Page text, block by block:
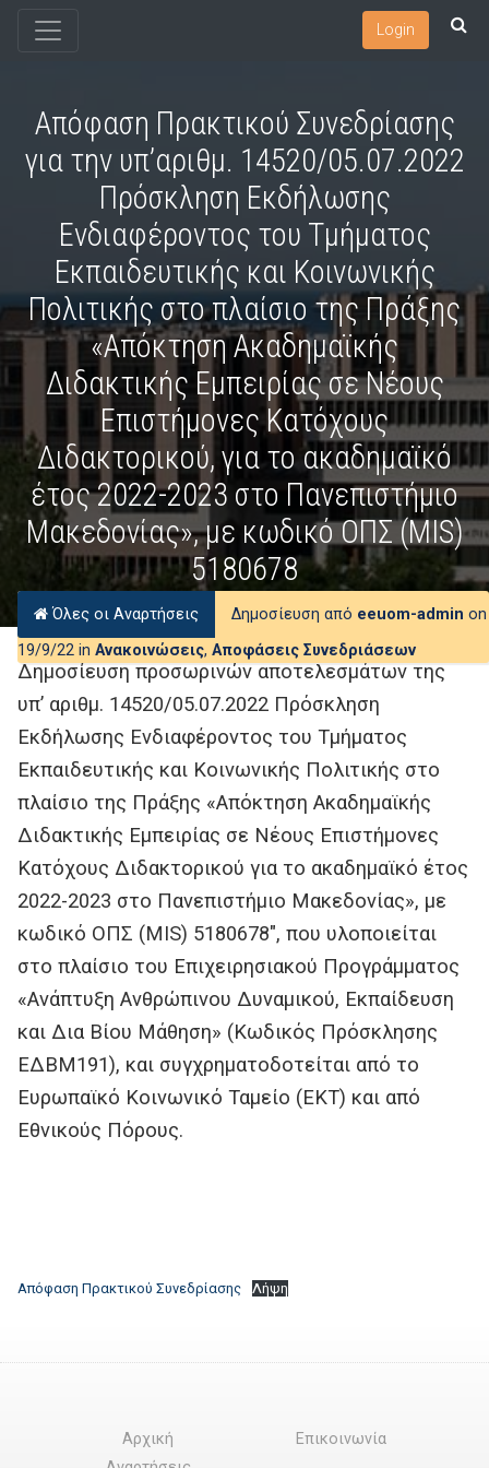
Login
Απόφαση Πρακτικού Συνεδρίασης
για την υπ’αριθμ. 14520/05.07.2022
Πρόσκληση Εκδήλωσης
Ενδιαφέροντος του Τμήματος
Εκπαιδευτικής και Κοινωνικής
Πολιτικής στο πλαίσιο της Πράξης
«Απόκτηση Ακαδημαϊκής
Διδακτικής Εμπειρίας σε Νέους
Επιστήμονες Κατόχους
Διδακτορικού, για το ακαδημαϊκό
έτος 2022-2023 στο Πανεπιστήμιο
Μακεδονίας», με κωδικό ΟΠΣ (MIS)
5180678
Όλες οι Αναρτήσεις Δημοσίευση από eeuom-admin on
19/9/22 in Ανακοινώσεις, Αποφάσεις Συνεδριάσεων
Δημοσίευση προσωρινών αποτελεσμάτων της
υπ’ αριθμ. 14520/05.07.2022 Πρόσκληση
Εκδήλωσης Ενδιαφέροντος του Τμήματος
Εκπαιδευτικής και Κοινωνικής Πολιτικής στο
πλαίσιο της Πράξης «Απόκτηση Ακαδημαϊκής
Διδακτικής Εμπειρίας σε Νέους Επιστήμονες
Κατόχους Διδακτορικού για το ακαδημαϊκό έτος
2022-2023 στο Πανεπιστήμιο Μακεδονίας», με
κωδικό ΟΠΣ (MIS) 5180678″, που υλοποιείται
στο πλαίσιο του Επιχειρησιακού Προγράμματος
«Ανάπτυξη Ανθρώπινου Δυναμικού, Εκπαίδευση
και Δια Βίου Μάθηση» (Κωδικός Πρόσκλησης
ΕΔΒΜ191), και συγχρηματοδοτείται από το
Ευρωπαϊκό Κοινωνικό Ταμείο (ΕΚΤ) και από
Εθνικούς Πόρους.
Απόφαση Πρακτικού Συνεδρίασης Λήψη
Αρχική
Επικοινωνία